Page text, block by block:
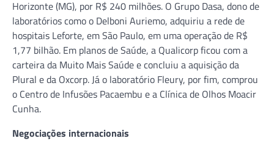
Horizonte (MG), por R$ 240 milhões. O Grupo Dasa, dono de
laboratórios como o Delboni Auriemo, adquiriu a rede de
hospitais Leforte, em São Paulo, em uma operação de R$
1,77 bilhão. Em planos de Saúde, a Qualicorp ficou com a
carteira da Muito Mais Saúde e concluiu a aquisição da
Plural e da Oxcorp. Já o laboratório Fleury, por fim, comprou
o Centro de Infusões Pacaembu e a Clínica de Olhos Moacir
Cunha.
Negociações internacionais